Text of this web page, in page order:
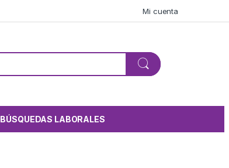
Mi cuenta
BÚSQUEDAS LABORALES